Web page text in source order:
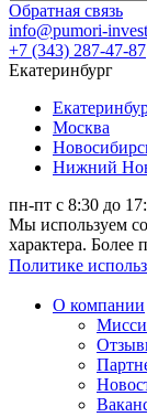
Обратная связь
info@pumori-
+7 (343) 287-47-87
Екатеринбург
Москва
Нижний
пн-пт с 8:30 до
Мы используем
характера.
Политике
О компании